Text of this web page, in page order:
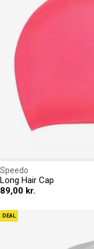
Speedo
Long Hair Cap
89,00 kr.
DEAL